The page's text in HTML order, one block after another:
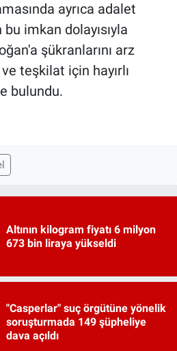
ayrıca adalet
imkan dolayısıyla
şükranlarını arz
teşkilat için hayırlı
bulundu.
Altının kilogram fiyatı 6 milyon
673 bin liraya yükseldi
"Casperlar" suç örgütüne yönelik
soruşturmada 149 şüpheliye
dava açıldı